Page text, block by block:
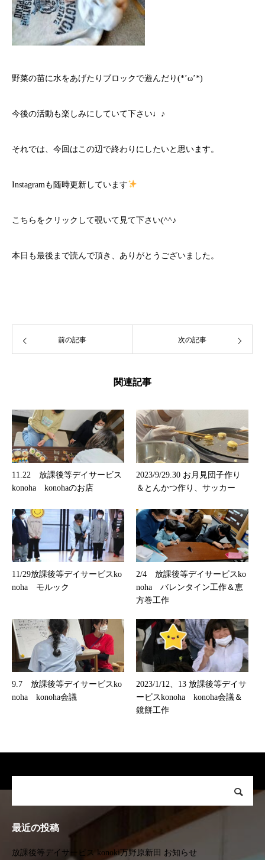
野菜の苗に水をあげたりブロックで遊んだり(*’ω’*)
今後の活動も楽しみにしていて下さい♩♪
それでは、今回はこの辺で終わりにしたいと思います。
Instagramも随時更新しています
こちら をクリックして覗いて見て下さい(^^♪
本日も最後まで読んで頂き、ありがとうございました。
前の記事 次の記事
関連記事
11.22 放課後等デイサービス
konoha konohaのお店
2023/9/29.30 お月見団子作り
＆とんかつ作り、サッカー
11/29放課後等デイサービスko
noha モルック
2/4 放課後等デイサービスko
noha バレンタイン工作＆恵
方巻工作
9.7 放課後等デイサービスko
noha konoha会議
2023/1/12、13 放課後等デイサ
ービスkonoha konoha会議＆
鏡餅工作
最近の投稿
放課後等デイサービス konoki万野原新田 お知らせ